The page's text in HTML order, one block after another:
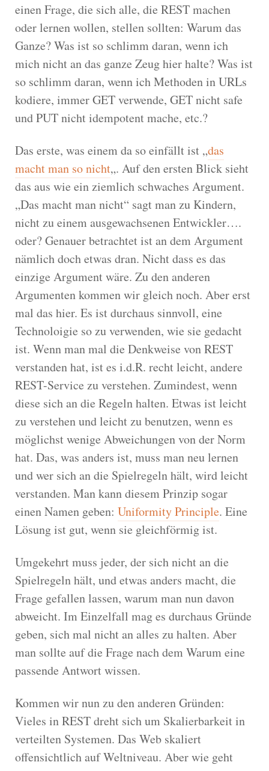
einen Frage, die sich alle, die REST machen
oder lernen wollen, stellen sollten: Warum das
Ganze? Was ist so schlimm daran, wenn ich
mich nicht an das ganze Zeug hier halte? Was ist
so schlimm daran, wenn ich Methoden in URLs
kodiere, immer GET verwende, GET nicht safe
und PUT nicht idempotent mache, etc.?
Das erste, was einem da so einfällt ist „das
macht man so nicht„. Auf den ersten Blick sieht
das aus wie ein ziemlich schwaches Argument.
„Das macht man nicht“ sagt man zu Kindern,
nicht zu einem ausgewachsenen Entwickler….
oder? Genauer betrachtet ist an dem Argument
nämlich doch etwas dran. Nicht dass es das
einzige Argument wäre. Zu den anderen
Argumenten kommen wir gleich noch. Aber erst
mal das hier. Es ist durchaus sinnvoll, eine
Technoloigie so zu verwenden, wie sie gedacht
ist. Wenn man mal die Denkweise von REST
verstanden hat, ist es i.d.R. recht leicht, andere
REST-Service zu verstehen. Zumindest, wenn
diese sich an die Regeln halten. Etwas ist leicht
zu verstehen und leicht zu benutzen, wenn es
möglichst wenige Abweichungen von der Norm
hat. Das, was anders ist, muss man neu lernen
und wer sich an die Spielregeln hält, wird leicht
verstanden. Man kann diesem Prinzip sogar
einen Namen geben: Uniformity Principle. Eine
Lösung ist gut, wenn sie gleichförmig ist.
Umgekehrt muss jeder, der sich nicht an die
Spielregeln hält, und etwas anders macht, die
Frage gefallen lassen, warum man nun davon
abweicht. Im Einzelfall mag es durchaus Gründe
geben, sich mal nicht an alles zu halten. Aber
man sollte auf die Frage nach dem Warum eine
passende Antwort wissen.
Kommen wir nun zu den anderen Gründen:
Vieles in REST dreht sich um Skalierbarkeit in
verteilten Systemen. Das Web skaliert
offensichtlich auf Weltniveau. Aber wie geht